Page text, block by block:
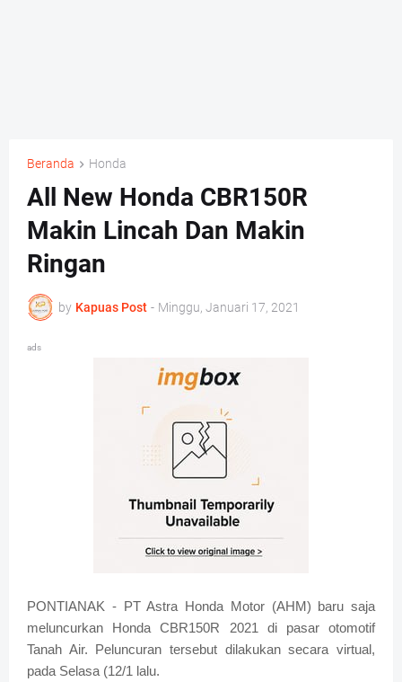
Beranda Honda
All New Honda CBR150R
Makin Lincah Dan Makin
Ringan
by Kapuas Post - Minggu, Januari 17, 2021
ads
PONTIANAK - PT Astra Honda Motor (AHM) baru saja
meluncurkan Honda CBR150R 2021 di pasar otomotif
Tanah Air. Peluncuran tersebut dilakukan secara virtual,
pada Selasa (12/1 lalu.